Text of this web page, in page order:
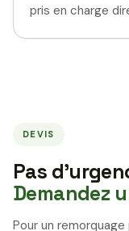
pris en charge
DEVIS
Pas
Demandez
Pour un